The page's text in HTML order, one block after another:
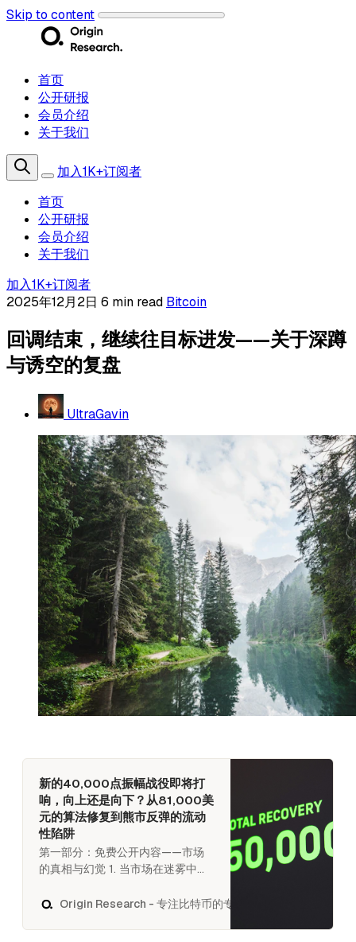
Skip to content
首页
公开研报
会员介绍
关于我们
加入1K+订阅者
首页
公开研报
会员介绍
关于我们
加入1K+订阅者
2025年12月2日 6 min read Bitcoin
回调结束，继续往目标进发——关于深蹲
与诱空的复盘
UltraGavin
新的40,000点振幅战役即将打
响，向上还是向下？从81,000美
元的算法修复到熊市反弹的流动
性陷阱
第一部分：免费公开内容——市场
的真相与幻觉 1. 当市场在迷雾中通
未是简单的线性重复，但人性的贪
Origin Research - 专注比特币的专业投研机构